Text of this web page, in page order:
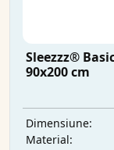
Sleezzz®
90x200 cm
Dimensiune:
Material: